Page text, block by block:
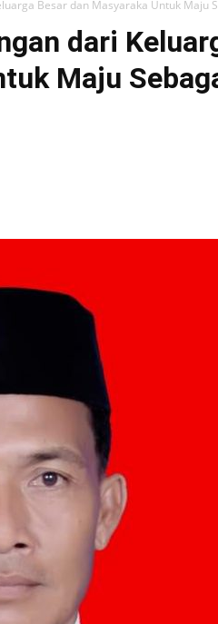
Besar dan Masyaraka Untuk Maju
dari
Maju